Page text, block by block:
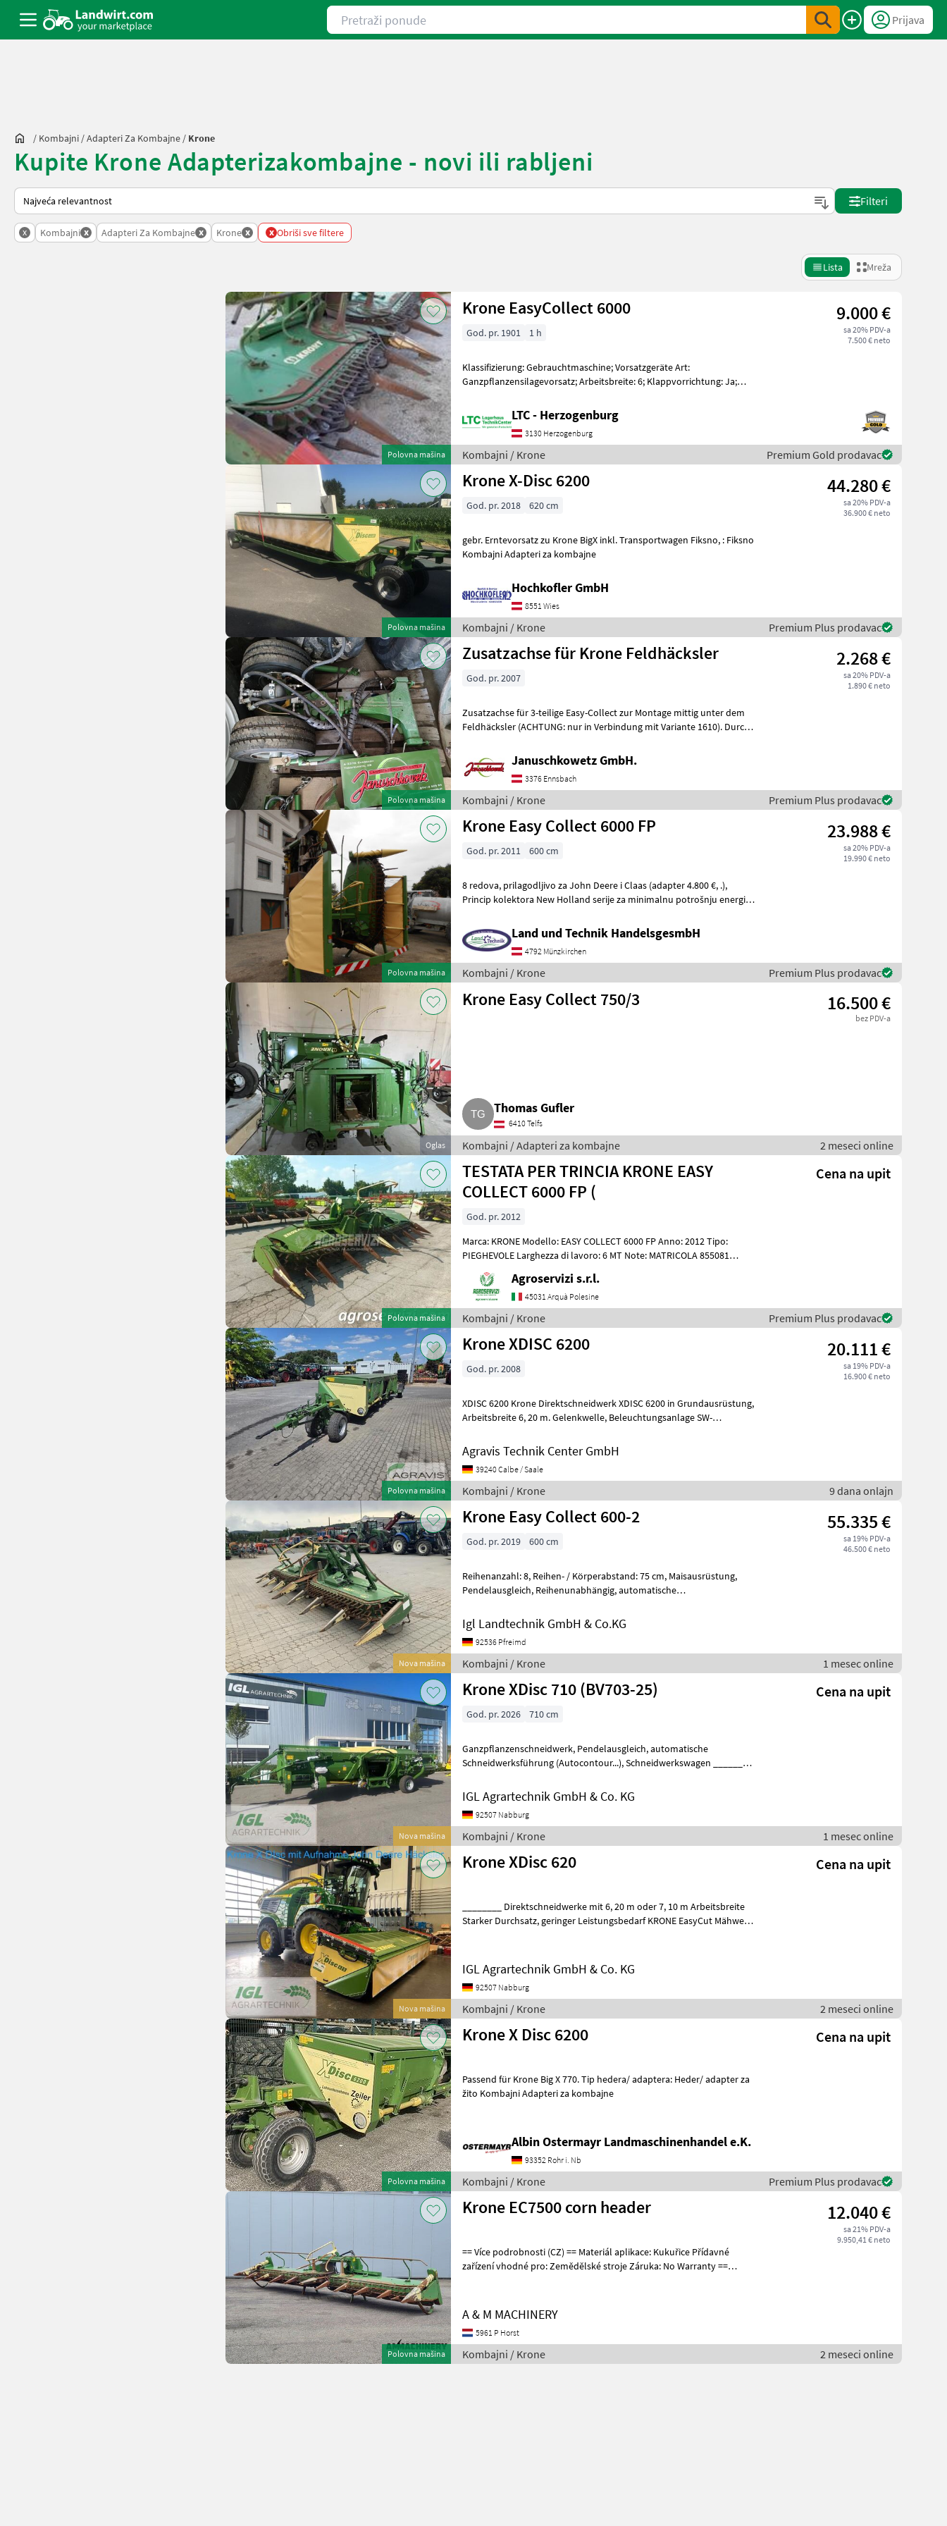
Pretraži ponude
Prijava
/ Kombajni /Adapteri Za Kombajne / Krone
Kupite Krone Adapterizakombajne - novi ili rabljeni
Način na koji sortira Landwirt.com
Filteri
x Kombajni x Adapteri Za Kombajne x Krone x x Obriši sve filtere
Lista Mreža
Polovna mašina
Krone EasyCollect 6000 9.000 €
sa 20% PDV-a
7.500 € neto
God. pr. 1901 1 h
Klassifizierung: Gebrauchtmaschine; Vorsatzgeräte Art:
Ganzpflanzensilagevorsatz; Arbeitsbreite: 6; Klappvorrichtung: Ja;
LTC - Herzogenburg
3130 Herzogenburg
Kombajni / Krone Premium Gold prodavac
Polovna mašina
Krone X-Disc 6200 44.280 €
sa 20% PDV-a
36.900 € neto
God. pr. 2018 620 cm
gebr. Erntevorsatz zu Krone BigX inkl. Transportwagen Fiksno, : Fiksno
Kombajni Adapteri za kombajne
Hochkofler GmbH
8551 Wies
Kombajni / Krone Premium Plus prodavac
Polovna mašina
Zusatzachse für Krone Feldhäcksler 2.268 €
sa 20% PDV-a
1.890 € neto
God. pr. 2007
Zusatzachse für 3-teilige Easy-Collect zur Montage mittig unter dem
Feldhäcksler (ACHTUNG: nur in Verbindung mit Variante 1610). Durch
Januschkowetz GmbH.
3376 Ennsbach
Kombajni / Krone Premium Plus prodavac
Polovna mašina
Krone Easy Collect 6000 FP 23.988 €
sa 20% PDV-a
19.990 € neto
God. pr. 2011 600 cm
8 redova, prilagodljivo za John Deere i Claas (adapter 4.800 €, .),
Princip kolektora New Holland serije za minimalnu potrošnju energije,
Land und Technik HandelsgesmbH
4792 Münzkirchen
Kombajni / Krone Premium Plus prodavac
Oglas
Krone Easy Collect 750/3 16.500 €
bez PDV-a
Thomas Gufler
6410 Telfs
Kombajni / Adapteri za kombajne 2 meseci online
Polovna mašina
TESTATA PER TRINCIA KRONE EASY
COLLECT 6000 FP (
Cena na upit
God. pr. 2012
Marca: KRONE Modello: EASY COLLECT 6000 FP Anno: 2012 Tipo:
PIEGHEVOLE Larghezza di lavoro: 6 MT Note: MATRICOLA 855081
Agroservizi s.r.l.
45031 Arquà Polesine
Kombajni / Krone Premium Plus prodavac
Polovna mašina
Krone XDISC 6200 20.111 €
sa 19% PDV-a
16.900 € neto
God. pr. 2008
XDISC 6200 Krone Direktschneidwerk XDISC 6200 in Grundausrüstung,
Arbeitsbreite 6, 20 m. Gelenkwelle, Beleuchtungsanlage SW-
Agravis Technik Center GmbH
39240 Calbe / Saale
Kombajni / Krone 9 dana onlajn
Nova mašina
Krone Easy Collect 600-2 55.335 €
sa 19% PDV-a
46.500 € neto
God. pr. 2019 600 cm
Reihenanzahl: 8, Reihen- / Körperabstand: 75 cm, Maisausrüstung,
Pendelausgleich, Reihenunabhängig, automatische
Igl Landtechnik GmbH & Co.KG
92536 Pfreimd
Kombajni / Krone 1 mesec online
Nova mašina
Krone XDisc 710 (BV703-25) Cena na upit
God. pr. 2026 710 cm
Ganzpflanzenschneidwerk, Pendelausgleich, automatische
Schneidwerksführung (Autocontour...), Schneidwerkswagen ________
IGL Agrartechnik GmbH & Co. KG
92507 Nabburg
Kombajni / Krone 1 mesec online
Nova mašina
Krone XDisc 620 Cena na upit
________ Direktschneidwerke mit 6, 20 m oder 7, 10 m Arbeitsbreite
Starker Durchsatz, geringer Leistungsbedarf KRONE EasyCut Mähwerk-
IGL Agrartechnik GmbH & Co. KG
92507 Nabburg
Kombajni / Krone 2 meseci online
Polovna mašina
Krone X Disc 6200 Cena na upit
Passend für Krone Big X 770. Tip hedera/ adaptera: Heder/ adapter za
žito Kombajni Adapteri za kombajne
Albin Ostermayr Landmaschinenhandel e.K.
93352 Rohr i. Nb
Kombajni / Krone Premium Plus prodavac
Polovna mašina
Krone EC7500 corn header 12.040 €
sa 21% PDV-a
9.950,41 € neto
== Více podrobnosti (CZ) == Materiál aplikace: Kukuřice Přídavné
zařízení vhodné pro: Zemědělské stroje Záruka: No Warranty ==
A & M MACHINERY
5961 P Horst
Kombajni / Krone 2 meseci online